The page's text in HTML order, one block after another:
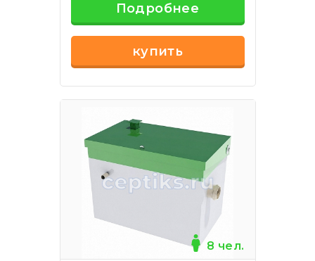
Подробнее
купить
8 чел.